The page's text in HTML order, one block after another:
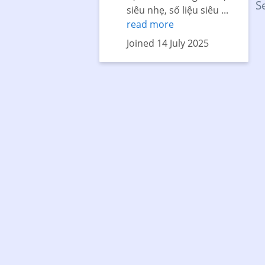
siêu nhẹ, số liệu siêu ...
read more
Joined 14 July 2025